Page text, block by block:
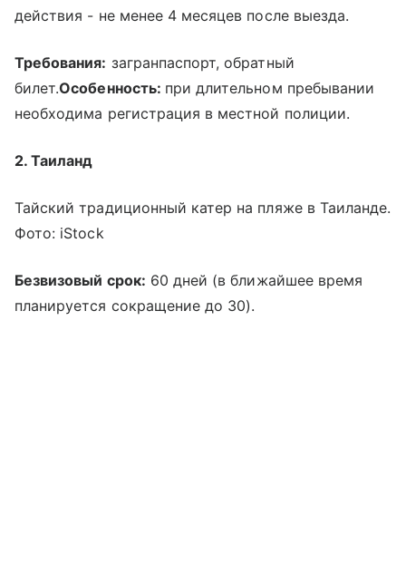
действия - не менее 4 месяцев после выезда.
Требования: загранпаспорт, обратный
билет.Особенность: при длительном пребывании
необходима регистрация в местной полиции.
2. Таиланд
Тайский традиционный катер на пляже в Таиланде.
Фото: iStock
Безвизовый срок: 60 дней (в ближайшее время
планируется сокращение до 30).